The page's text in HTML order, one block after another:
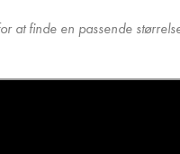
finde en passende